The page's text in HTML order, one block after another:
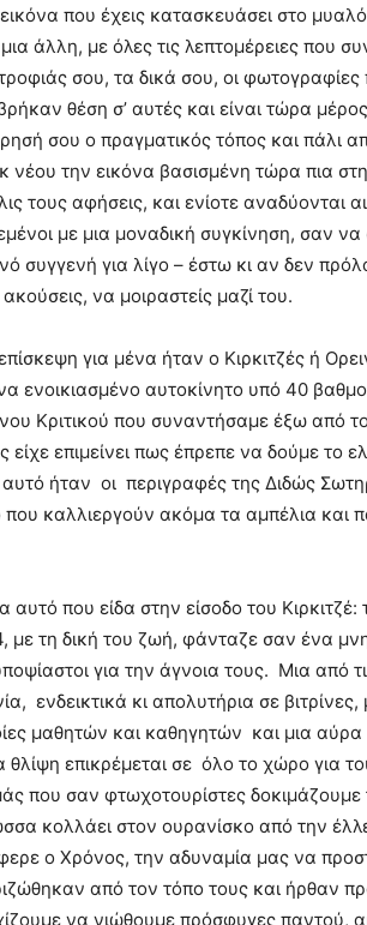
ΤΕΧΝΕΣ
που έχεις κατασκευάσει στο
άλλη, με όλες τις λεπτομέρειες που
σου, τα δικά σου, οι
θέση σ’ αυτές και είναι τώρα
σου ο πραγματικός τόπος και πάλι
την εικόνα βασισμένη τώρα πια
τους αφήσεις, και ενίοτε αναδύονται
με μια μοναδική συγκίνηση, σαν
συγγενή για λίγο – έστω κι αν δεν
να μοιραστείς μαζί του.
για μένα ήταν ο Κιρκιτζές ή
ενοικιασμένο αυτοκίνητο υπό 40
Κριτικού που συναντήσαμε έξω από
επιμείνει πως έπρεπε να δούμε το
ήταν οι περιγραφές της Διδώς
καλλιεργούν ακόμα τα αμπέλια και
αυτό που είδα στην είσοδο του Κιρκιτζέ:
με τη δική του ζωή, φάνταζε σαν ένα
για την άγνοια τους. Μια από
ενδεικτικά κι απολυτήρια σε βιτρίνες,
μαθητών και καθηγητών και μια
επικρέμεται σε όλο το χώρο για
που σαν φτωχοτουρίστες
κολλάει στον ουρανίσκο από την
ο Χρόνος, την αδυναμία μας να
από τον τόπο τους και ήρθαν
να νιώθουμε πρόσφυγες παντού,